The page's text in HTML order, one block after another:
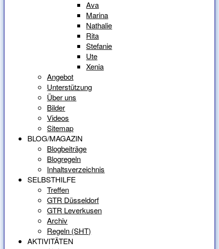
Ava
Marina
Nathalie
Rita
Stefanie
Ute
Xenia
Angebot
Unterstützung
Über uns
Bilder
Videos
Sitemap
BLOG/MAGAZIN
Blogbeiträge
Blogregeln
Inhaltsverzeichnis
SELBSTHILFE
Treffen
GTR Düsseldorf
GTR Leverkusen
Archiv
Regeln (SHT)
AKTIVITÄTEN